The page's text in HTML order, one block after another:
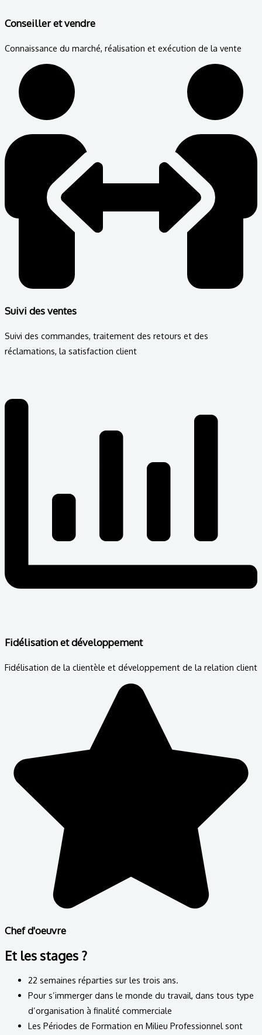
Conseiller et vendre
Connaissance du marché, réalisation et exécution de la vente
Suivi des ventes
Suivi des commandes, traitement des retours et des
réclamations, la satisfaction client
Fidélisation et développement
Fidélisation de la clientèle et développement de la relation client
Chef d'oeuvre
Et les stages ?
22 semaines réparties sur les trois ans.
Pour s’immerger dans le monde du travail, dans tous type
d’organisation à finalité commerciale
Les Périodes de Formation en Milieu Professionnel sont